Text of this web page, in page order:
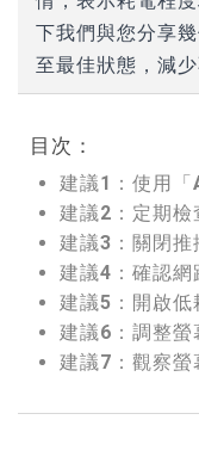
下我們與您分享
至最佳狀態，減少
目次：
建議1：使用
建議2：定期檢
建議3：關閉推
建議4：確認網
建議5：開啟低
建議6：調整螢
建議7：觀察螢